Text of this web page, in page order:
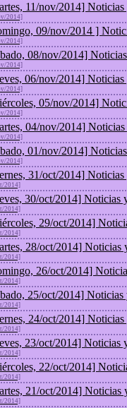
11/nov/2014]
2014]
09/nov/2014 ]
2014]
08/nov/2014]
2014]
06/nov/2014]
2014]
05/nov/2014]
2014]
04/nov/2014]
2014]
01/nov/2014]
2014]
31/oct/2014]
2014]
30/oct/2014] Noticias
2014]
29/oct/2014]
2014]
28/oct/2014] Noticias
2014]
26/oct/2014]
2014]
25/oct/2014]
2014]
24/oct/2014]
2014]
23/oct/2014] Noticias
2014]
22/oct/2014]
2014]
21/oct/2014] Noticias
2014]